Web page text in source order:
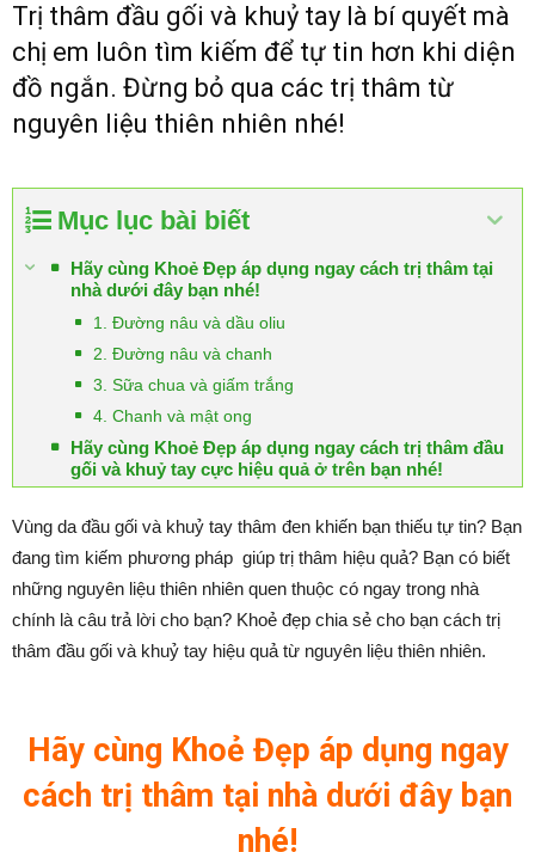
Trị thâm đầu gối và khuỷ tay là bí quyết mà
chị em luôn tìm kiếm để tự tin hơn khi diện
đồ ngắn. Đừng bỏ qua các trị thâm từ
nguyên liệu thiên nhiên nhé!
Mục lục bài biết
Hãy cùng Khoẻ Đẹp áp dụng ngay cách trị thâm tại
nhà dưới đây bạn nhé!
1. Đường nâu và dầu oliu
2. Đường nâu và chanh
3. Sữa chua và giấm trắng
4. Chanh và mật ong
Hãy cùng Khoẻ Đẹp áp dụng ngay cách trị thâm đầu
gối và khuỷ tay cực hiệu quả ở trên bạn nhé!
Vùng da đầu gối và khuỷ tay thâm đen khiến bạn thiếu tự tin? Bạn
đang tìm kiếm phương pháp giúp trị thâm hiệu quả? Bạn có biết
những nguyên liệu thiên nhiên quen thuộc có ngay trong nhà
chính là câu trả lời cho bạn? Khoẻ đẹp chia sẻ cho bạn cách trị
thâm đầu gối và khuỷ tay hiệu quả từ nguyên liệu thiên nhiên.
Hãy cùng Khoẻ Đẹp áp dụng ngay
cách trị thâm tại nhà dưới đây bạn
nhé!